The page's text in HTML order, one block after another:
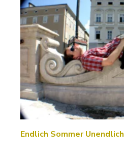
Endlich Sommer Unendlich